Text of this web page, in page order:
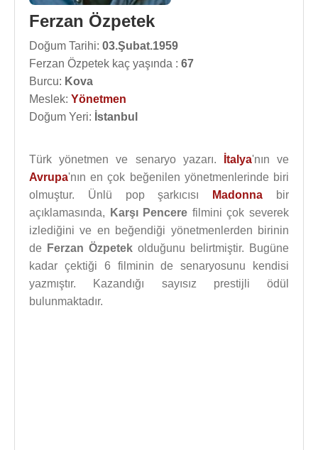
Ferzan Özpetek
Doğum Tarihi: 03.Şubat.1959
Ferzan Özpetek kaç yaşında : 67
Burcu: Kova
Meslek: Yönetmen
Doğum Yeri: İstanbul
Türk yönetmen ve senaryo yazarı. İtalya'nın ve
Avrupa'nın en çok beğenilen yönetmenlerinde biri
olmuştur. Ünlü pop şarkıcısı
Madonna bir
açıklamasında,
Karşı Pencere filmini çok severek
izlediğini ve en beğendiği yönetmenlerden birinin
de
Ferzan Özpetek olduğunu belirtmiştir. Bugüne
kadar çektiği 6 filminin de senaryosunu kendisi
yazmıştır. Kazandığı sayısız prestijli ödül
bulunmaktadır.